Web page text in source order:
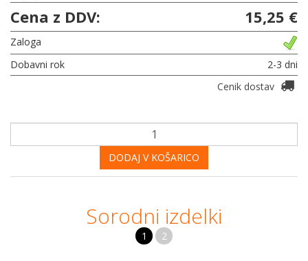
Cena z DDV: 15,25 €
Zaloga
Dobavni rok
2-3 dni
Cenik dostav
DODAJ V KOŠARICO
Sorodni izdelki
1 2